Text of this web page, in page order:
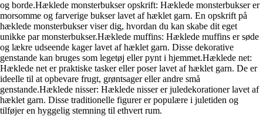
og borde.Hæklede monsterbukser opskrift: Hæklede monsterbukser er
morsomme og farverige bukser lavet af hæklet garn. En opskrift på
hæklede monsterbukser viser dig, hvordan du kan skabe dit eget
unikke par monsterbukser.Hæklede muffins: Hæklede muffins er søde
og lækre udseende kager lavet af hæklet garn. Disse dekorative
genstande kan bruges som legetøj eller pynt i hjemmet.Hæklede net:
Hæklede net er praktiske tasker eller poser lavet af hæklet garn. De er
ideelle til at opbevare frugt, grøntsager eller andre små
genstande.Hæklede nisser: Hæklede nisser er juledekorationer lavet af
hæklet garn. Disse traditionelle figurer er populære i juletiden og
tilføjer en hyggelig stemning til ethvert rum.